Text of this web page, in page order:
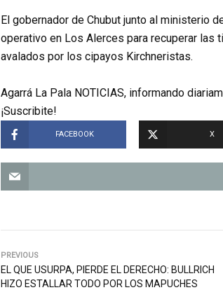
El gobernador de Chubut junto al ministerio
operativo en Los Alerces para recuperar las
avalados por los cipayos Kirchneristas.
Agarrá La Pala NOTICIAS, informando
¡Suscribite!
FACEBOOK X
PREVIOUS
EL QUE USURPA, PIERDE EL DERECHO: BULLRICH
HIZO ESTALLAR TODO POR LOS MAPUCHES